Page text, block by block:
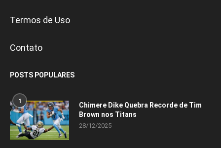
Termos de Uso
Contato
POSTS POPULARES
1
Chimere Dike Quebra Recorde de Tim
Brown nos Titans
28/12/2025